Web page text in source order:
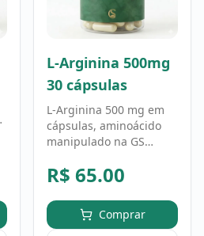
L-Arginina 500mg
30 cápsulas
L-Arginina 500 mg em
cápsulas, aminoácido
manipulado na GS
personalizada. Uso
profissional.
R$ 65.00
Comprar